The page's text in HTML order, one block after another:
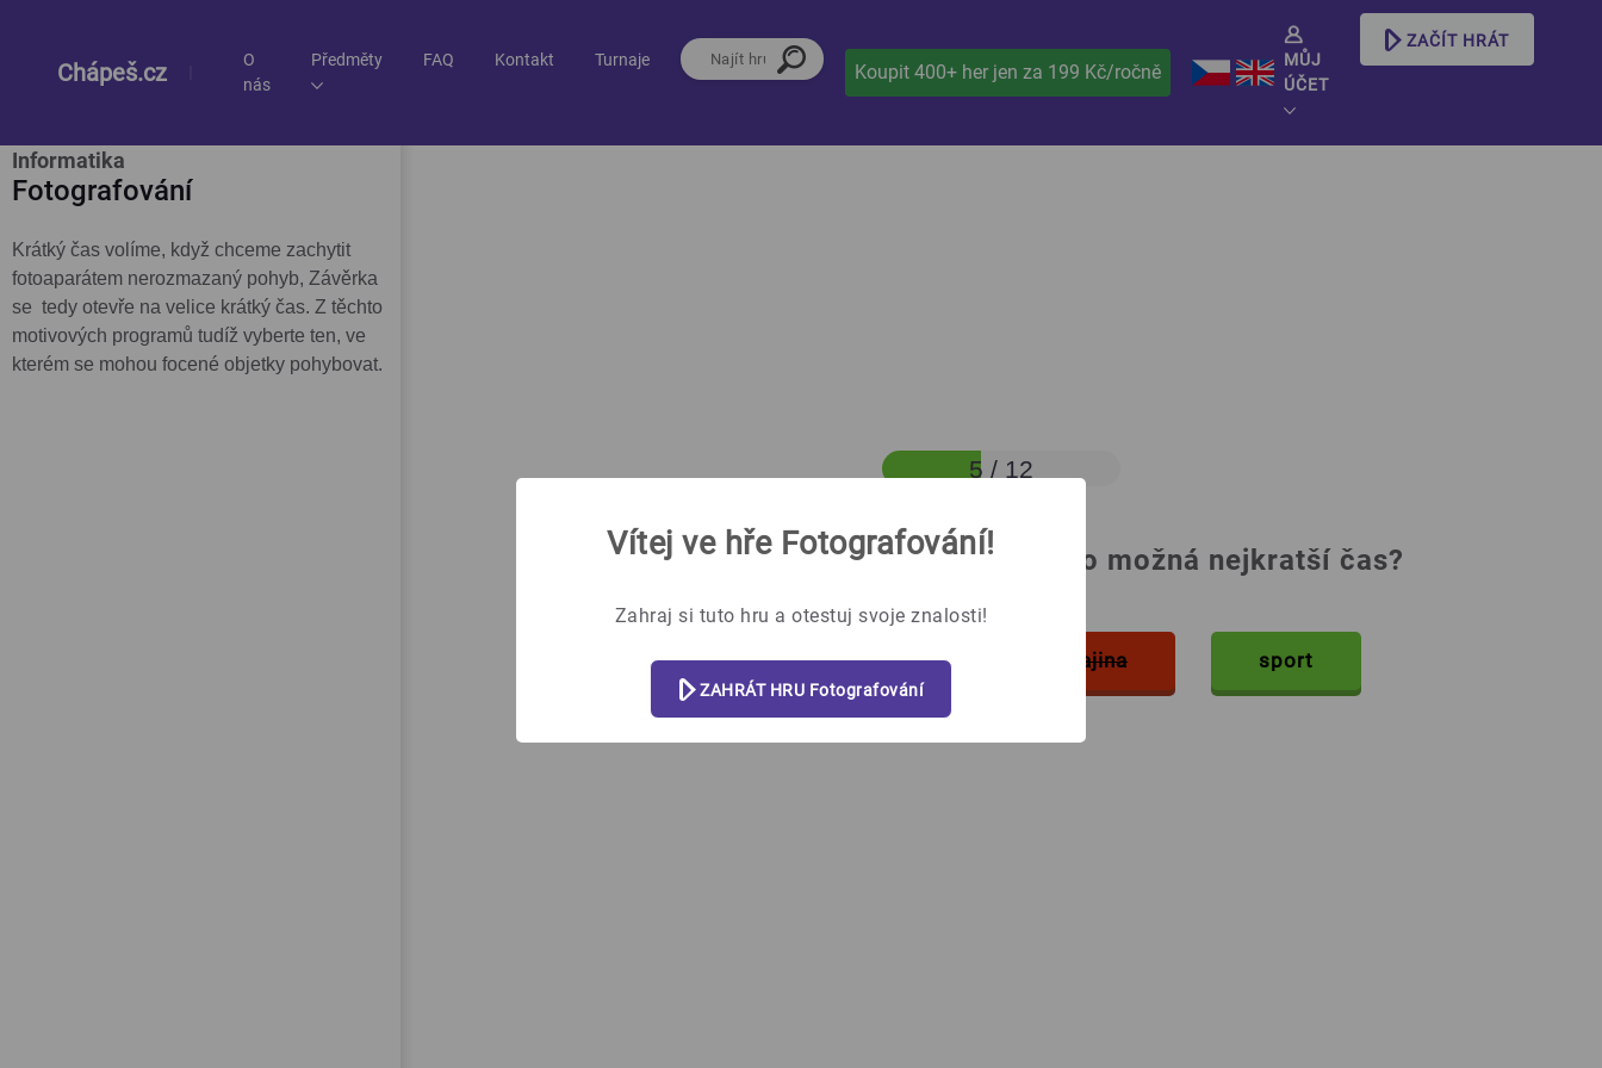
Chápeš.cz
O
nás
Předměty FAQ Kontakt Turnaje
Koupit 400+ her jen za 199 Kč/ročně
MŮJ
ÚČET
ZAČÍT HRÁT
Informatika
Fotografování
Krátký čas volíme, když chceme zachytit
fotoaparátem nerozmazaný pohyb, Závěrka
se tedy otevře na velice krátký čas. Z těchto
motivových programů tudíž vyberte ten, ve
kterém se mohou focené objetky pohybovat.
5 / 12
Který motivový program používá co možná nejkratší čas?
Vítej ve hře Fotografování!
Zahraj si tuto hru a otestuj svoje znalosti!
ZAHRÁT HRU Fotografování
noc portrét krajina sport